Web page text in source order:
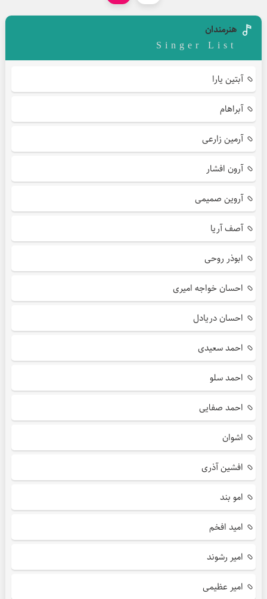
هنرمندان
Singer List
آبتین یارا
آبراهام
آرمین زارعی
آرون افشار
آروین صمیمی
آصف آریا
ابوذر روحی
احسان خواجه امیری
احسان دریادل
احمد سعیدی
احمد سلو
احمد صفایی
اشوان
افشین آذری
امو بند
امید افخم
امیر رشوند
امیر عظیمی